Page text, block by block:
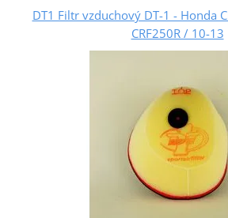
DT1 Filtr vzduchový DT-1 - Honda
CRF250R / 10-13